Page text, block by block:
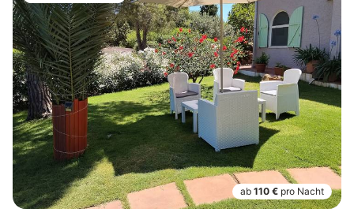
ab 110 € pro Nacht